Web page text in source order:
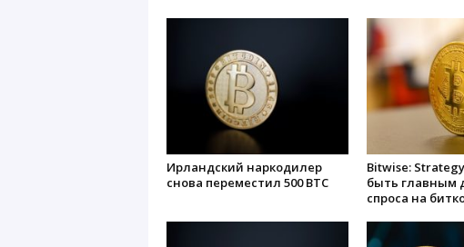
Ирландский наркодилер
снова переместил 500 BTC
Bitwise:
быть главным
спроса на